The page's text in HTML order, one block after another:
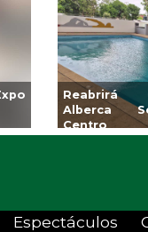
la
Bicentenario
Espectáculos